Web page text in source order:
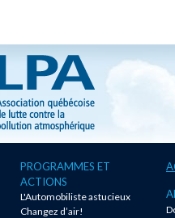
PROGRAMMES ET
ACTIONS
L'Automobiliste astucieux
Changez d’air!